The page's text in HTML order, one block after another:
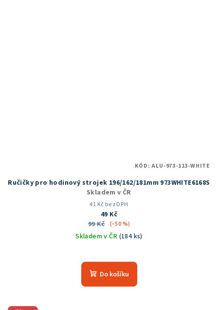
Ručičky pro hodinový strojek 196/162/181mm 973WHITE6168S
Skladem v ČR
41 Kč bez DPH
49 Kč
99 Kč
(–50 %)
Skladem v ČR (184 ks)
hodnocení
produktu
Do košíku
KÓD:ALU-973-113-WHITE